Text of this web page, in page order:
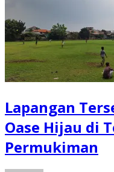
Lapangan
Oase Hijau di
Permukiman